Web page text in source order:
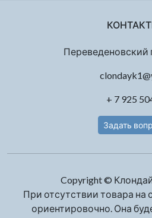
Переведеновский
+ 7 925
Задать
Copyright ©
При отсутствии товара на
ориентировочно. Она